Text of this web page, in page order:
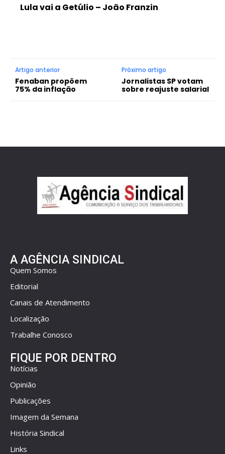
Lula vai a Getúlio – João Franzin
Artigo anterior
Fenaban propõem
75% da inflação
Próximo artigo
Jornalistas SP votam
sobre reajuste salarial
A AGÊNCIA SINDICAL
Quem Somos
Editorial
Canais de Atendimento
Localização
Trabalhe Conosco
FIQUE POR DENTRO
Notícias
Opinião
Publicações
Imagem da Semana
História Sindical
Links